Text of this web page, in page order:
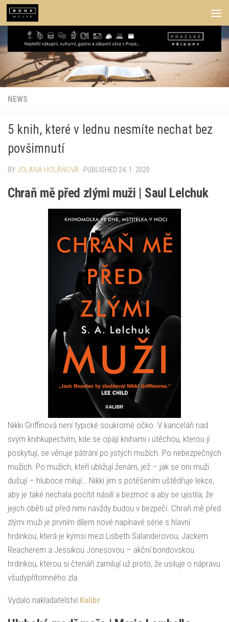
Skip to content
NEWS
5 knih, které v lednu nesmíte nechat bez
povšimnutí
BY JOLANA HOLÁŇOVÁ · PUBLISHED 24. 1. 2020
Chraň mě před zlými muži | Saul Lelchuk
Nikki Griffinová není typické soukromé očko. V kanceláři nad
svým knihkupectvím, kde se opájí knihami i útěchou, kterou jí
poskytují, se věnuje pátrání po jistých mužích. Po nebezpečných
mužích. Po mužích, kteří ubližují ženám, jež – jak se oni muži
dušují – hluboce milují… Nikki jim s potěšením uštědřuje lekce,
aby je také nechala pocítit násilí a bezmoc a aby se ujistila, že
jejich oběti už před nimi navždy budou v bezpečí. Chraň mě před
zlými muži je prvním dílem nové napínavé série s hlavní
hrdinkou, která je kýmsi mezi Lisbeth Salanderovou, Jackem
Reacherem a Jessikou Jonesovou – akční bondovskou
hrdinkou, kterou si čtenáři zamilují už proto, že usiluje o nápravu
všudypřítomného zla.
Vydalo nakladatelství Kalibr